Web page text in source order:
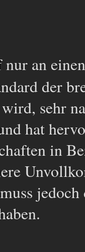
nur an
der
sehr
hat
in